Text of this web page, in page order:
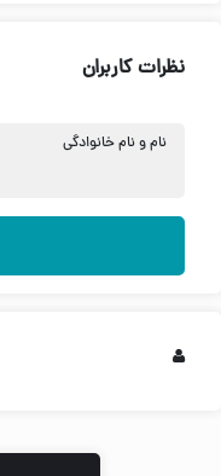
نظرات کاربران
نام و نام خانوادگی